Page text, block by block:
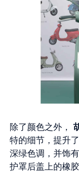
除了颜色之外，
特的细节，提升
深绿色调，并饰
护罩后盖上的橡胶